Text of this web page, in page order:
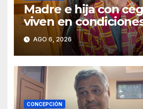
Madre e hija con
viven en
precarias y vecinos
campaña solidaria
ayudarlas
AGO 6, 2026
CONCEPCIÓN